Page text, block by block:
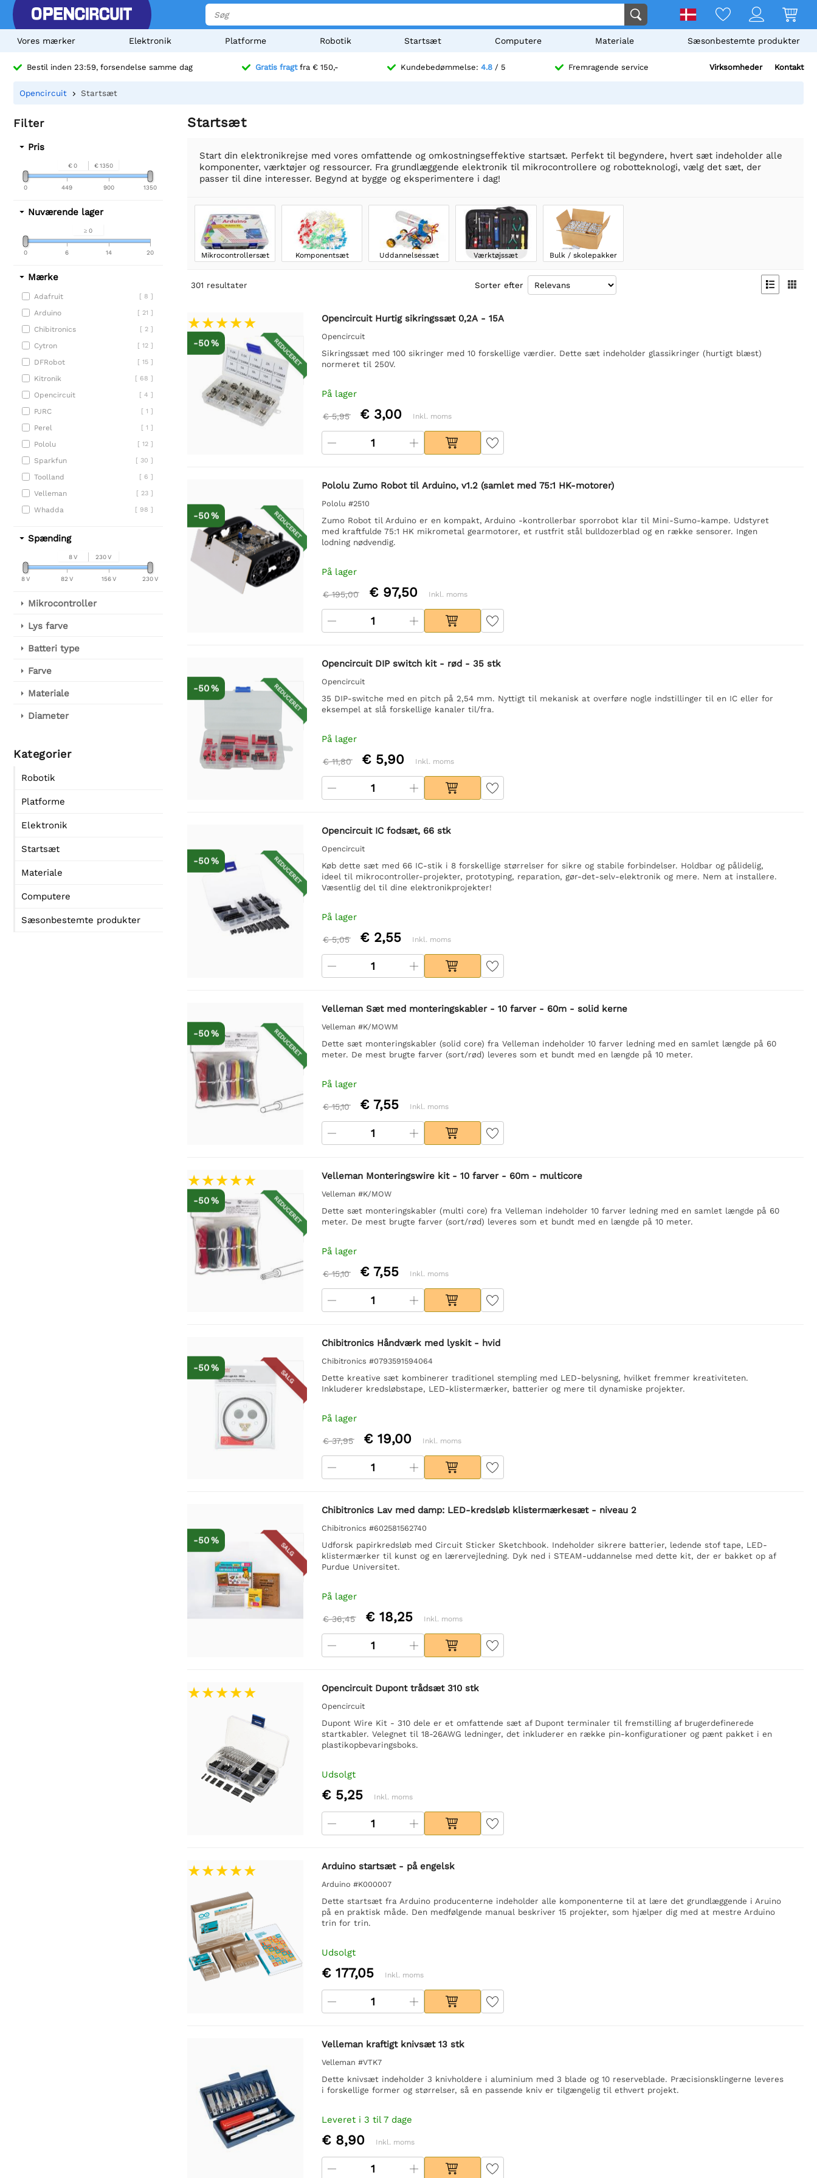
Vores mærker Elektronik Platforme Robotik Startsæt Computere Materiale Sæsonbestemte produkter
Bestil inden 23:59, forsendelse samme dag Gratis fragtfra € 150,- Kundebedømmelse: 4.8 / 5 Fremragende service Virksomheder Kontakt
Opencircuit Startsæt
Filter
Pris
€ 0 € 1350
0 1350
449 900
Nuværende lager
≥ 0
0 20
6 14
Mærke
Adafruit [ 8 ]
Arduino [ 21 ]
Chibitronics [ 2 ]
Cytron [ 12 ]
DFRobot [ 15 ]
Kitronik [ 68 ]
Opencircuit [ 4 ]
PJRC [ 1 ]
Perel [ 1 ]
Pololu [ 12 ]
Sparkfun [ 30 ]
Toolland [ 6 ]
Velleman [ 23 ]
Whadda [ 98 ]
Spænding
8 V 230 V
8 V 230 V
82 V 156 V
Mikrocontroller
Lys farve
Batteri type
Farve
Materiale
Diameter
Kategorier
Robotik
Platforme
Elektronik
Startsæt
Materiale
Computere
Sæsonbestemte produkter
Startsæt
Start din elektronikrejse med vores omfattende og omkostningseffektive startsæt. Perfekt til begyndere, hvert sæt indeholder alle
komponenter, værktøjer og ressourcer. Fra grundlæggende elektronik til mikrocontrollere og robotteknologi, vælg det sæt, der
passer til dine interesser. Begynd at bygge og eksperimentere i dag!
Mikrocontrollersæt Komponentsæt Uddannelsessæt Værktøjssæt Bulk / skolepakker
301 resultater Sorter efter  
REDUCERET
-50 %
Opencircuit Hurtig sikringssæt 0,2A - 15A
Opencircuit
Sikringssæt med 100 sikringer med 10 forskellige værdier. Dette sæt indeholder glassikringer (hurtigt blæst)
normeret til 250V.
På lager
€ 5,95 € 3,00 Inkl. moms
REDUCERET
-50 %
Pololu Zumo Robot til Arduino, v1.2 (samlet med 75:1 HK-motorer)
Pololu #2510
Zumo Robot til Arduino er en kompakt, Arduino -kontrollerbar sporrobot klar til Mini-Sumo-kampe. Udstyret
med kraftfulde 75:1 HK mikrometal gearmotorer, et rustfrit stål bulldozerblad og en række sensorer. Ingen
lodning nødvendig.
På lager
€ 195,00 € 97,50 Inkl. moms
REDUCERET
-50 %
Opencircuit DIP switch kit - rød - 35 stk
Opencircuit
35 DIP-switche med en pitch på 2,54 mm. Nyttigt til mekanisk at overføre nogle indstillinger til en IC eller for
eksempel at slå forskellige kanaler til/fra.
På lager
€ 11,80 € 5,90 Inkl. moms
REDUCERET
-50 %
Opencircuit IC fodsæt, 66 stk
Opencircuit
Køb dette sæt med 66 IC-stik i 8 forskellige størrelser for sikre og stabile forbindelser. Holdbar og pålidelig,
ideel til mikrocontroller-projekter, prototyping, reparation, gør-det-selv-elektronik og mere. Nem at installere.
Væsentlig del til dine elektronikprojekter!
På lager
€ 5,05 € 2,55 Inkl. moms
REDUCERET
-50 %
Velleman Sæt med monteringskabler - 10 farver - 60m - solid kerne
Velleman #K/MOWM
Dette sæt monteringskabler (solid core) fra Velleman indeholder 10 farver ledning med en samlet længde på 60
meter. De mest brugte farver (sort/rød) leveres som et bundt med en længde på 10 meter.
På lager
€ 15,10 € 7,55 Inkl. moms
REDUCERET
-50 %
Velleman Monteringswire kit - 10 farver - 60m - multicore
Velleman #K/MOW
Dette sæt monteringskabler (multi core) fra Velleman indeholder 10 farver ledning med en samlet længde på 60
meter. De mest brugte farver (sort/rød) leveres som et bundt med en længde på 10 meter.
På lager
€ 15,10 € 7,55 Inkl. moms
SALG
-50 %
Chibitronics Håndværk med lyskit - hvid
Chibitronics #0793591594064
Dette kreative sæt kombinerer traditionel stempling med LED-belysning, hvilket fremmer kreativiteten.
Inkluderer kredsløbstape, LED-klistermærker, batterier og mere til dynamiske projekter.
På lager
€ 37,95 € 19,00 Inkl. moms
SALG
-50 %
Chibitronics Lav med damp: LED-kredsløb klistermærkesæt - niveau 2
Chibitronics #602581562740
Udforsk papirkredsløb med Circuit Sticker Sketchbook. Indeholder sikrere batterier, ledende stof tape, LED-
klistermærker til kunst og en lærervejledning. Dyk ned i STEAM-uddannelse med dette kit, der er bakket op af
Purdue Universitet.
På lager
€ 36,45 € 18,25 Inkl. moms
Opencircuit Dupont trådsæt 310 stk
Opencircuit
Dupont Wire Kit - 310 dele er et omfattende sæt af Dupont terminaler til fremstilling af brugerdefinerede
startkabler. Velegnet til 18-26AWG ledninger, det inkluderer en række pin-konfigurationer og pænt pakket i en
plastikopbevaringsboks.
Udsolgt
€ 5,25 Inkl. moms
Arduino startsæt - på engelsk
Arduino #K000007
Dette startsæt fra Arduino producenterne indeholder alle komponenterne til at lære det grundlæggende i Aruino
på en praktisk måde. Den medfølgende manual beskriver 15 projekter, som hjælper dig med at mestre Arduino
trin for trin.
Udsolgt
€ 177,05 Inkl. moms
Velleman kraftigt knivsæt 13 stk
Velleman #VTK7
Dette knivsæt indeholder 3 knivholdere i aluminium med 3 blade og 10 reserveblade. Præcisionsklingerne leveres
i forskellige former og størrelser, så en passende kniv er tilgængelig til ethvert projekt.
Leveret i 3 til 7 dage
€ 8,90 Inkl. moms